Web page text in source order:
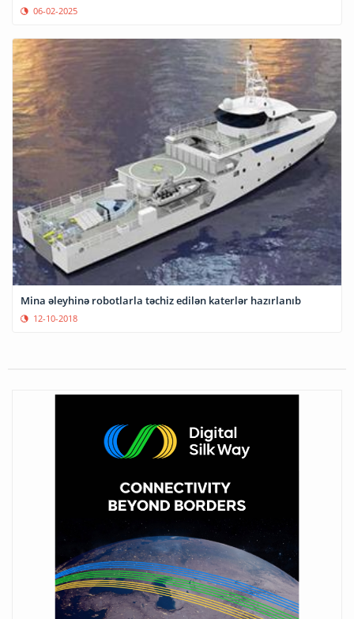
06-02-2025
Mina əleyhinə robotlarla təchiz edilən katerlər hazırlanıb
12-10-2018